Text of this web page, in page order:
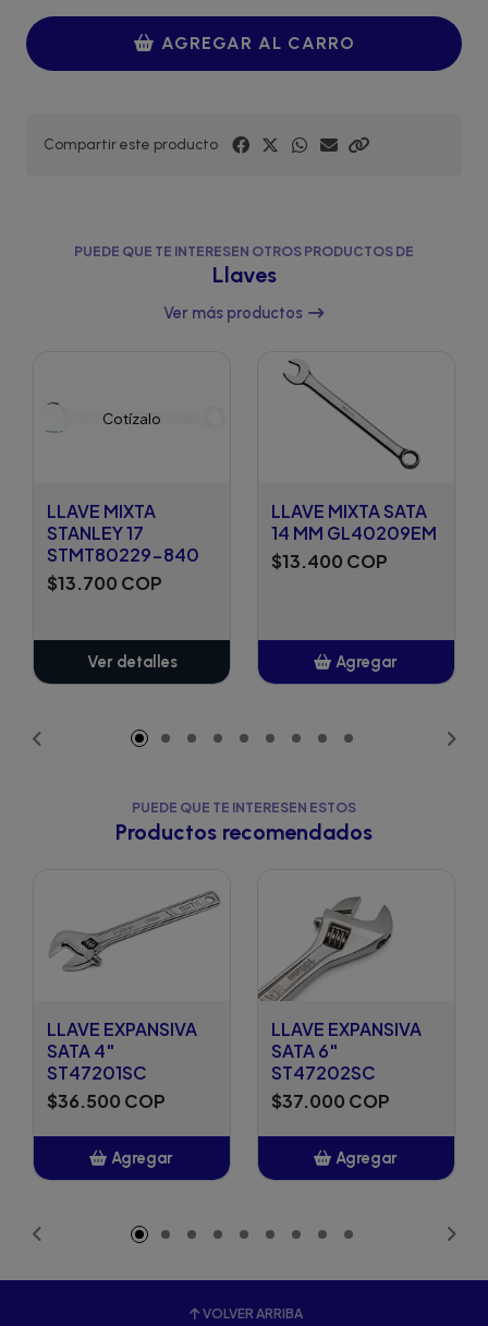
AGREGAR AL CARRO
Compartir este producto
PUEDE QUE TE INTERESEN OTROS PRODUCTOS DE
Llaves
Ver más productos
Cotízalo
LLAVE MIXTA
STANLEY 17
STMT80229-840
$13.700 COP
Ver detalles
LLAVE MIXTA SATA
14 MM GL40209EM
$13.400 COP
Agregar
PUEDE QUE TE INTERESEN ESTOS
Productos recomendados
LLAVE EXPANSIVA
SATA 4"
ST47201SC
$36.500 COP
Agregar
LLAVE EXPANSIVA
SATA 6"
ST47202SC
$37.000 COP
Agregar
VOLVER ARRIBA